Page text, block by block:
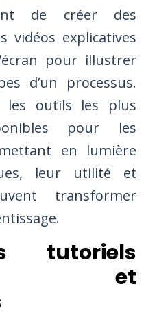
de créer des
vidéos explicatives
pour illustrer
d’un processus.
les outils les plus
pour les
en lumière
leur utilité et
transformer
tutoriels
et